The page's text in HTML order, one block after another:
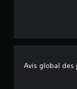
Avis global des